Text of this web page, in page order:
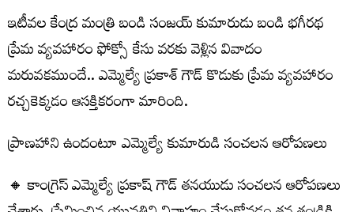
ఇటీవల కేంద్ర మంత్రి బండి సంజయ్ కుమారుడు బండి భగీరథ
ప్రేమ వ్యవహారం ఫోక్సో కేసు వరకు వెళ్లిన వివాదం
మరువకముందే.. ఎమ్మెల్యే ప్రకాశ్ గౌడ్ కొడుకు ప్రేమ వ్యవహారం
రచ్చకెక్కడం ఆసక్తికరంగా మారింది.
ప్రాణహాని ఉందంటూ ఎమ్మెల్యే కుమారుడి సంచలన ఆరోపణలు
🔸 కాంగ్రెస్ ఎమ్మెల్యే ప్రకాష్ గౌడ్ తనయుడు సంచలన ఆరోపణలు